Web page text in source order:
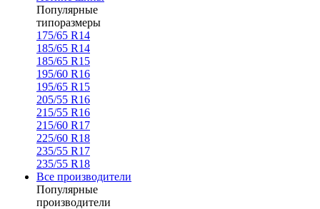
Популярные
типоразмеры
175/65 R14
185/65 R14
185/65 R15
195/60 R16
195/65 R15
205/55 R16
215/55 R16
215/60 R17
225/60 R18
235/55 R17
235/55 R18
Все производители
Популярные
производители